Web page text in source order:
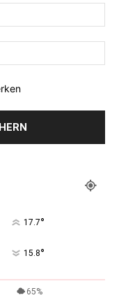
17.7°
15.8°
65%